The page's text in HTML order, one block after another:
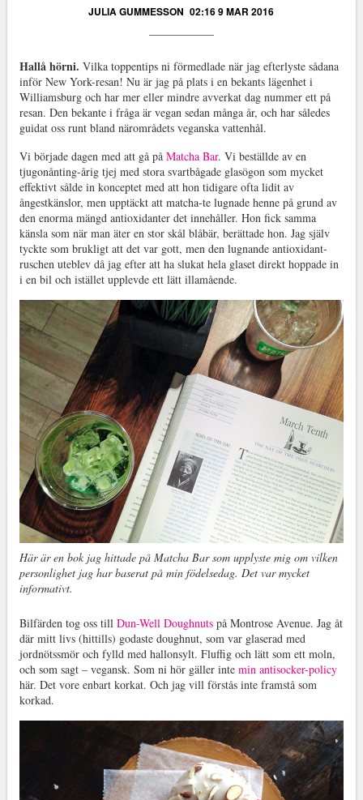
JULIA GUMMESSON 02:16 9 MAR 2016
Hallå hörni. Vilka toppentips ni förmedlade när jag efterlyste sådana
inför New York-resan! Nu är jag på plats i en bekants lägenhet i
Williamsburg och har mer eller mindre avverkat dag nummer ett på
resan. Den bekante i fråga är vegan sedan många år, och har således
guidat oss runt bland närområdets veganska vattenhål.
Vi började dagen med att gå på Matcha Bar. Vi beställde av en
tjugonånting-årig tjej med stora svartbågade glasögon som mycket
effektivt sålde in konceptet med att hon tidigare ofta lidit av
ångestkänslor, men upptäckt att matcha-te lugnade henne på grund av
den enorma mängd antioxidanter det innehåller. Hon fick samma
känsla som när man äter en stor skål blåbär, berättade hon. Jag själv
tyckte som brukligt att det var gott, men den lugnande antioxidant-
ruschen uteblev då jag efter att ha slukat hela glaset direkt hoppade in
i en bil och istället upplevde ett lätt illamående.
Här är en bok jag hittade på Matcha Bar som upplyste mig om vilken
personlighet jag har baserat på min födelsedag. Det var mycket
informativt.
Bilfärden tog oss till Dun-Well Doughnutspå Montrose Avenue. Jag åt
där mitt livs (hittills) godaste doughnut, som var glaserad med
jordnötssmör och fylld med hallonsylt. Fluffig och lätt som ett moln,
och som sagt – vegansk. Som ni hör gäller inte min antisocker-policy
här. Det vore enbart korkat. Och jag vill förstås inte framstå som
korkad.